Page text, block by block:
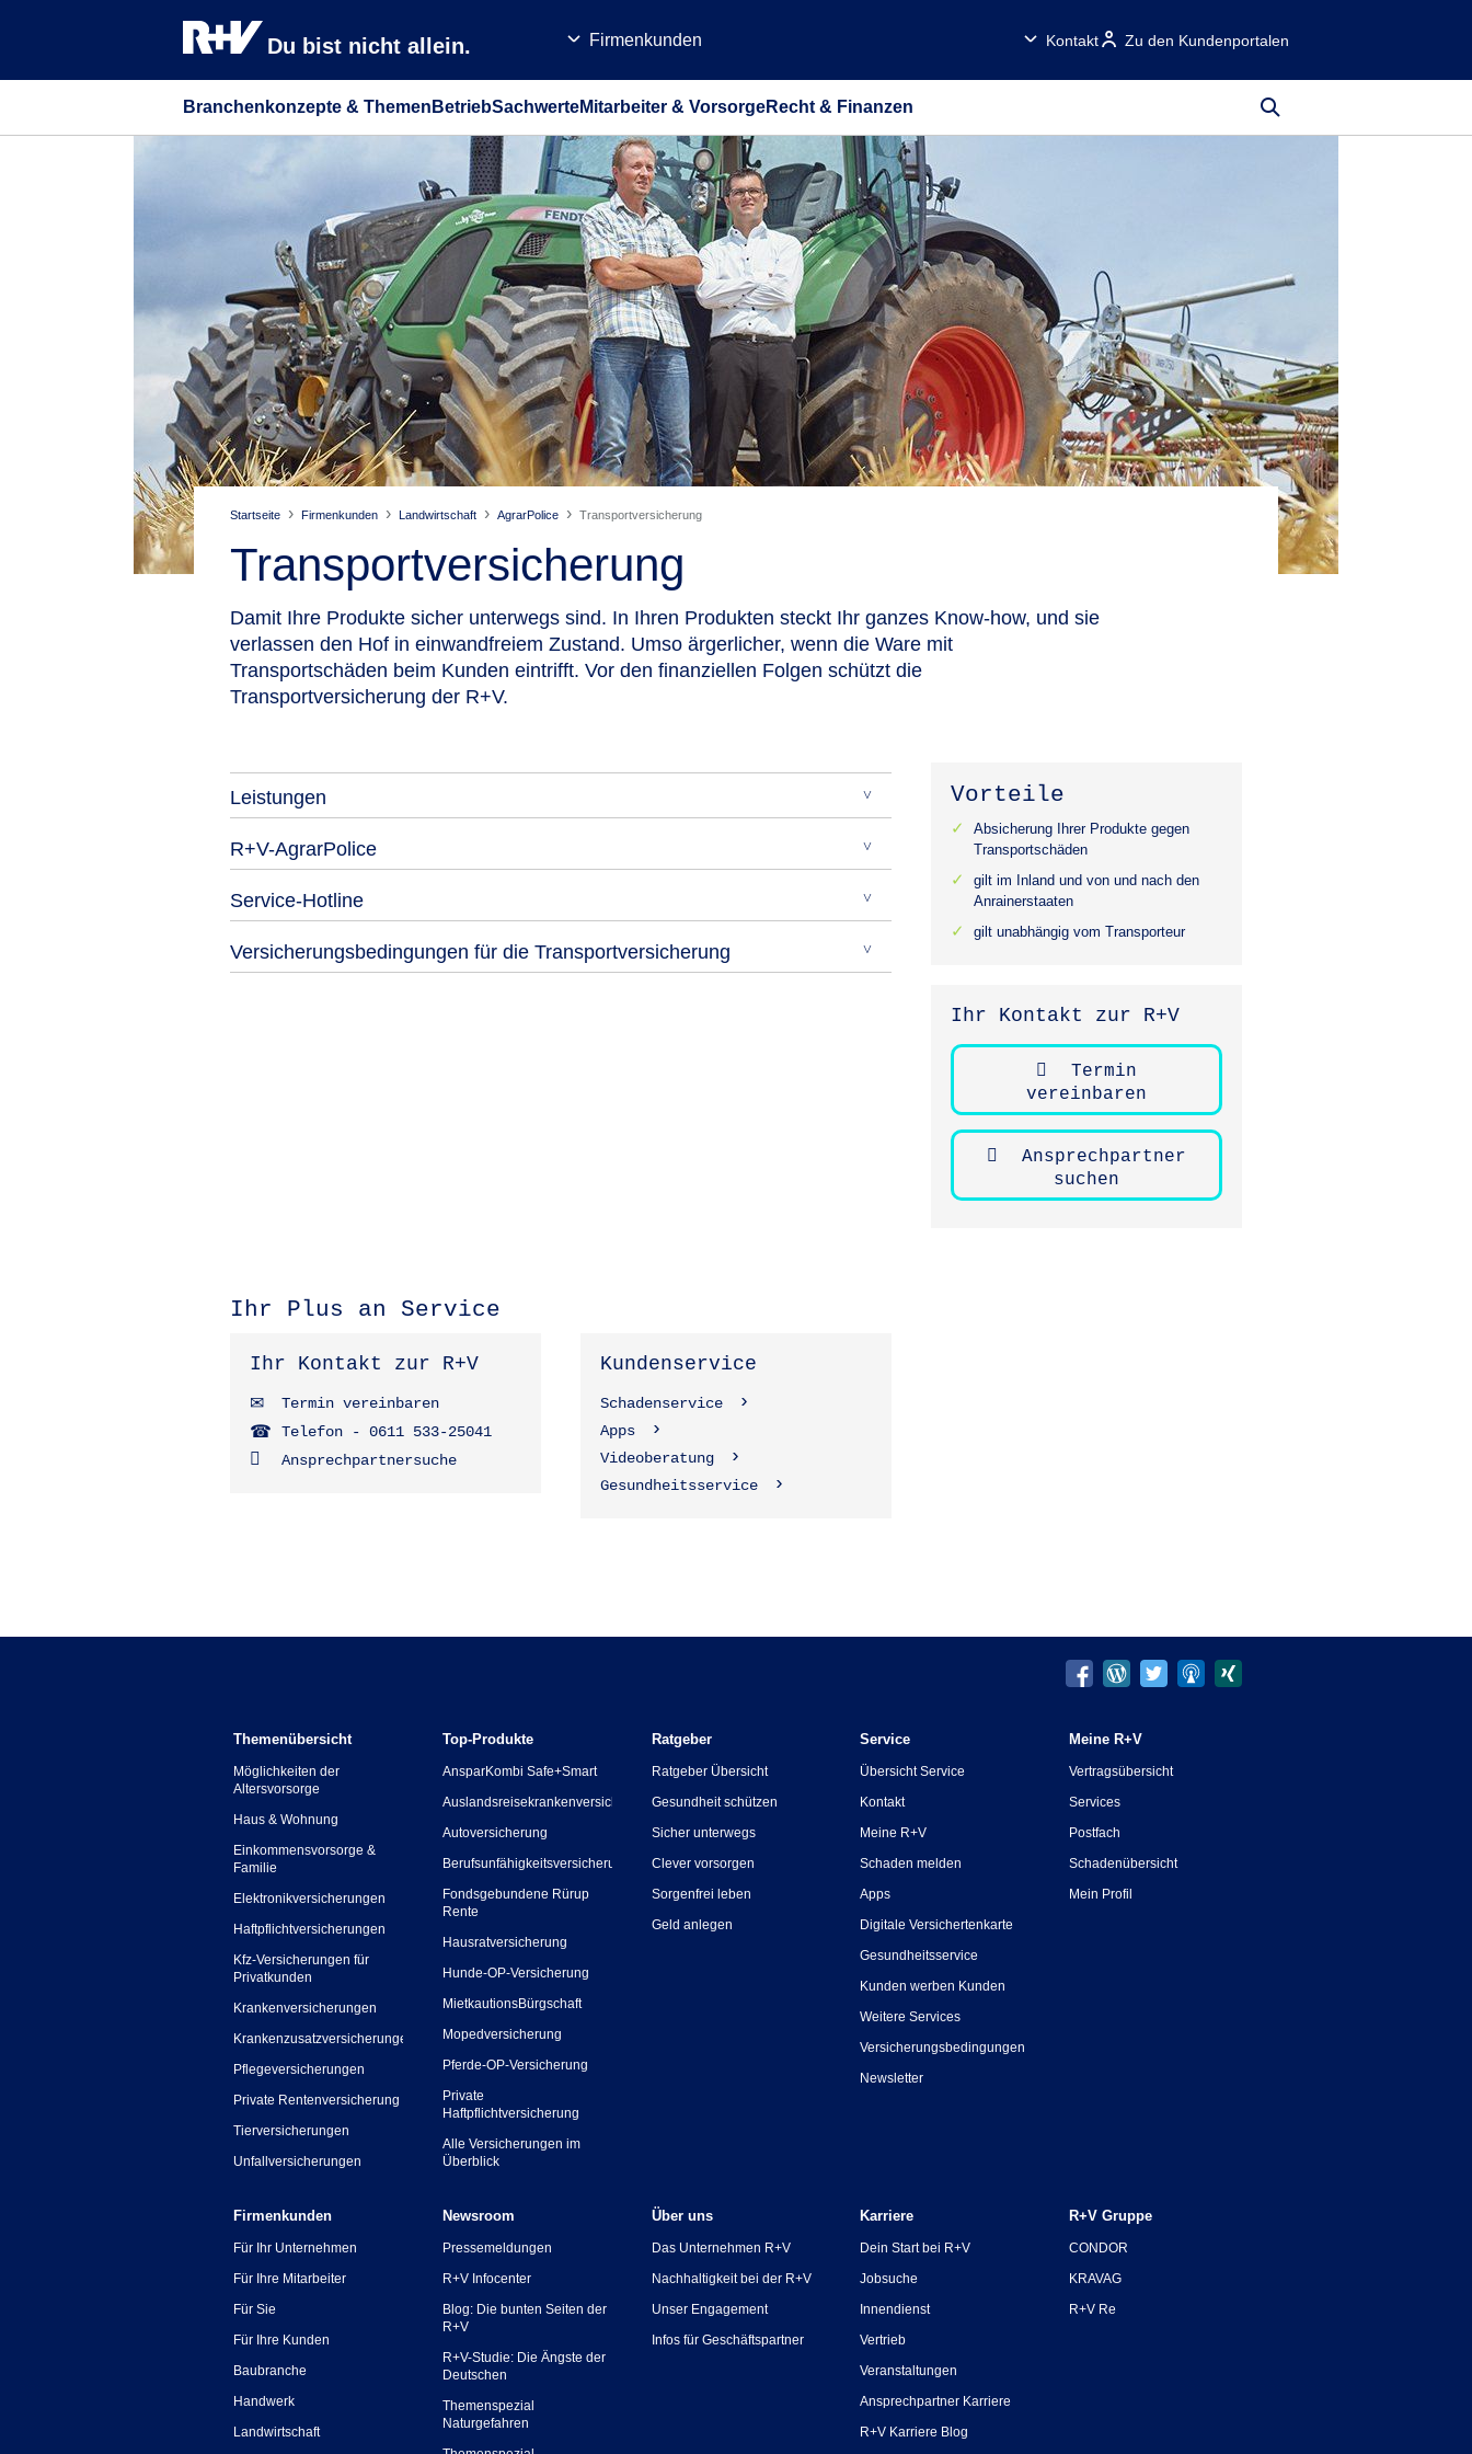
Du bist nicht allein. Firmenkunden Kontakt Zu den Kundenportalen
Branchenkonzepte & Themen BetriebSachwerteMitarbeiter & VorsorgeRecht & Finanzen
Startseite Firmenkunden Landwirtschaft AgrarPolice Transport­versicherung
Transport­versicherung
Damit Ihre Produkte sicher unterwegs sind. In Ihren Produkten steckt Ihr ganzes Know-how, und sie
verlassen den Hof in einwandfreiem Zustand. Umso ärgerlicher, wenn die Ware mit
Transportschäden beim Kunden eintrifft. Vor den finanziellen Folgen schützt die
Transportversicherung der R+V.
Leistungen
R+V-AgrarPolice
Service-Hotline
Versicherungsbedingungen für die Transportversicherung
Vorteile
Absicherung Ihrer Produkte gegen
Transportschäden
gilt im Inland und von und nach den
Anrainerstaaten
gilt unabhängig vom Transporteur
Ihr Kontakt zur R+V
Termin
vereinbaren
Ansprechpartner
suchen
Ihr Plus an Service
Ihr Kontakt zur R+V
Termin vereinbaren
Telefon - 0611 533-25041
Ansprechpartnersuche
Kundenservice
Schadenservice
Apps
Videoberatung
Gesundheitsservice
Themenübersicht
Möglichkeiten der
Altersvorsorge
Haus & Wohnung
Einkommensvorsorge &
Familie
Elektronikversicherungen
Haftpflichtversicherungen
Kfz-Versicherungen für
Privatkunden
Krankenversicherungen
Krankenzusatzversicherungen
Pflegeversicherungen
Private Rentenversicherung
Tierversicherungen
Unfallversicherungen
Top-Produkte
AnsparKombi Safe+Smart
Auslandsreisekrankenversicherung
Autoversicherung
Berufsunfähigkeitsversicherung
Fondsgebundene Rürup
Rente
Hausratversicherung
Hunde-OP-Versicherung
MietkautionsBürgschaft
Mopedversicherung
Pferde-OP-Versicherung
Private
Haftpflichtversicherung
Alle Versicherungen im
Überblick
Ratgeber
Ratgeber Übersicht
Gesundheit schützen
Sicher unterwegs
Clever vorsorgen
Sorgenfrei leben
Geld anlegen
Service
Übersicht Service
Kontakt
Meine R+V
Schaden melden
Apps
Digitale Versichertenkarte
Gesundheitsservice
Kunden werben Kunden
Weitere Services
Versicherungsbedingungen
Newsletter
Meine R+V
Vertragsübersicht
Services
Postfach
Schadenübersicht
Mein Profil
Firmenkunden
Für Ihr Unternehmen
Für Ihre Mitarbeiter
Für Sie
Für Ihre Kunden
Baubranche
Handwerk
Landwirtschaft
Newsroom
Pressemeldungen
R+V Infocenter
Blog: Die bunten Seiten der
R+V
R+V-Studie: Die Ängste der
Deutschen
Themenspezial
Naturgefahren
Über uns
Das Unternehmen R+V
Nachhaltigkeit bei der R+V
Unser Engagement
Infos für Geschäftspartner
Karriere
Dein Start bei R+V
Jobsuche
Innendienst
Vertrieb
Veranstaltungen
Ansprechpartner Karriere
R+V Karriere Blog
R+V Gruppe
CONDOR
KRAVAG
R+V Re